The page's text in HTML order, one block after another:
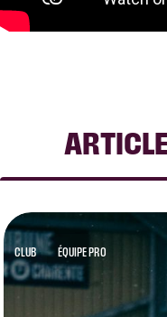
CLUB ÉQUIPE PRO